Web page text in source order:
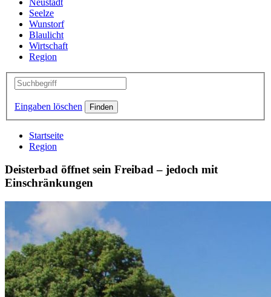
Neustadt
Seelze
Wunstorf
Blaulicht
Wirtschaft
Region
Eingaben löschen
Startseite
Region
Deisterbad öffnet sein Freibad – jedoch mit
Einschränkungen